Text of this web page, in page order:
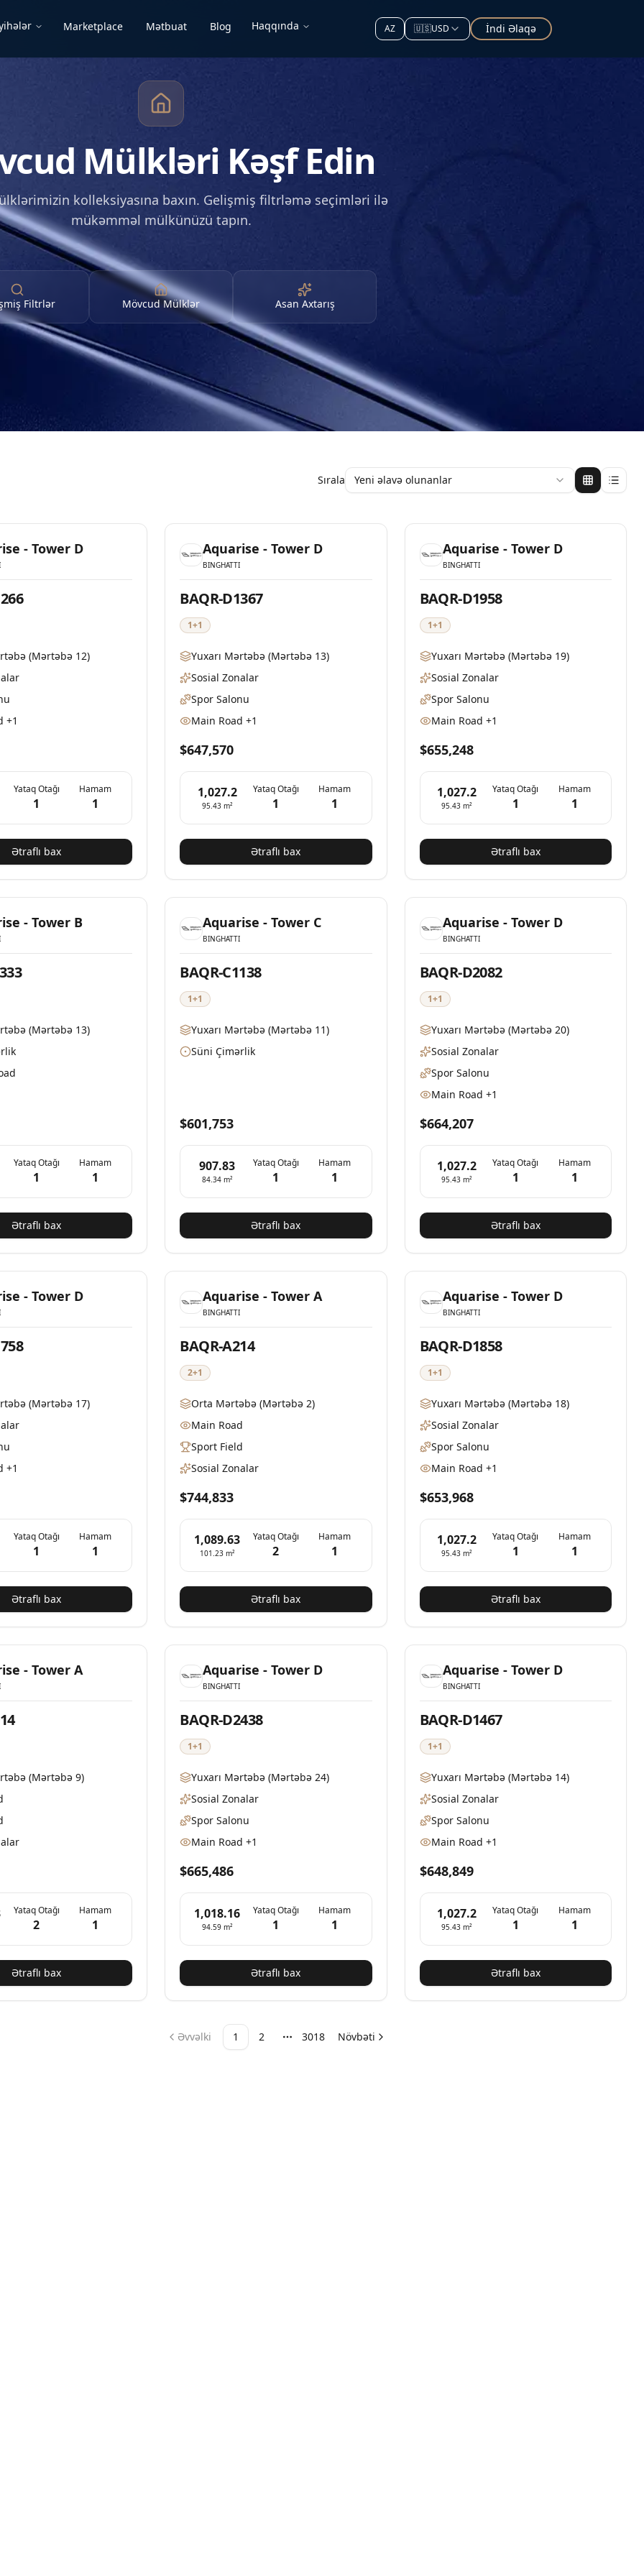
Marketplace Mətbuat Blog Haqqında AZ 🇺🇸USD İndi Əlaqə
Mülkləri Kəşf Edin
kolleksiyasına baxın. Gelişmiş filtrləmə seçimləri ilə
mükəmməl mülkünüzü tapın.
Filtrlər Mövcud Mülklər Asan Axtarış
Sırala Yeni əlavə olunanlar
- Tower D
(Mərtəbə 12)
+1
Yataq Otağı
1
Hamam
1
Ətraflı bax
Aquarise - Tower D
BINGHATTI
BAQR-D1367
1+1
Yuxarı Mərtəbə (Mərtəbə 13)
Sosial Zonalar
Spor Salonu
Main Road +1
$647,570
1,027.2
95.43m²
Yataq Otağı
1
Hamam
1
Ətraflı bax
Aquarise - Tower D
BINGHATTI
BAQR-D1958
1+1
Yuxarı Mərtəbə (Mərtəbə 19)
Sosial Zonalar
Spor Salonu
Main Road +1
$655,248
1,027.2
95.43 m²
Yataq Otağı
1
Hamam
1
Ətraflı bax
- Tower B
(Mərtəbə 13)
Yataq Otağı
1
Hamam
1
Ətraflı bax
Aquarise - Tower C
BINGHATTI
BAQR-C1138
1+1
Yuxarı Mərtəbə (Mərtəbə 11)
Süni Çimərlik
$601,753
907.83
84.34m²
Yataq Otağı
1
Hamam
1
Ətraflı bax
Aquarise - Tower D
BINGHATTI
BAQR-D2082
1+1
Yuxarı Mərtəbə (Mərtəbə 20)
Sosial Zonalar
Spor Salonu
Main Road +1
$664,207
1,027.2
95.43 m²
Yataq Otağı
1
Hamam
1
Ətraflı bax
- Tower D
(Mərtəbə 17)
+1
Yataq Otağı
1
Hamam
1
Ətraflı bax
Aquarise - Tower A
BINGHATTI
BAQR-A214
2+1
Orta Mərtəbə (Mərtəbə 2)
Main Road
Sport Field
Sosial Zonalar
$744,833
1,089.63
101.23m²
Yataq Otağı
2
Hamam
1
Ətraflı bax
Aquarise - Tower D
BINGHATTI
BAQR-D1858
1+1
Yuxarı Mərtəbə (Mərtəbə 18)
Sosial Zonalar
Spor Salonu
Main Road +1
$653,968
1,027.2
95.43 m²
Yataq Otağı
1
Hamam
1
Ətraflı bax
- Tower A
(Mərtəbə 9)
Yataq Otağı
2
Hamam
1
Ətraflı bax
Aquarise - Tower D
BINGHATTI
BAQR-D2438
1+1
Yuxarı Mərtəbə (Mərtəbə 24)
Sosial Zonalar
Spor Salonu
Main Road +1
$665,486
1,018.16
94.59m²
Yataq Otağı
1
Hamam
1
Ətraflı bax
Aquarise - Tower D
BINGHATTI
BAQR-D1467
1+1
Yuxarı Mərtəbə (Mərtəbə 14)
Sosial Zonalar
Spor Salonu
Main Road +1
$648,849
1,027.2
95.43 m²
Yataq Otağı
1
Hamam
1
Ətraflı bax
Əvvəlki 1 2 Daha çox səhifə
3018 Növbəti